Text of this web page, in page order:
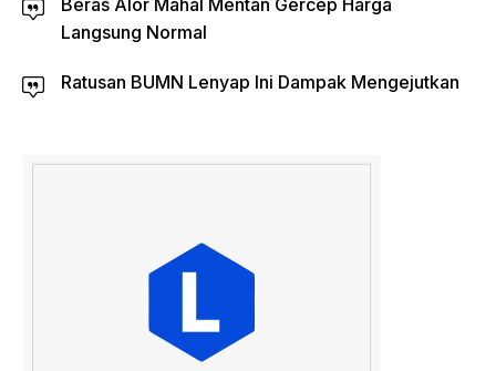
Langsung Normal
Ratusan BUMN Lenyap Ini Dampak Mengejutkan